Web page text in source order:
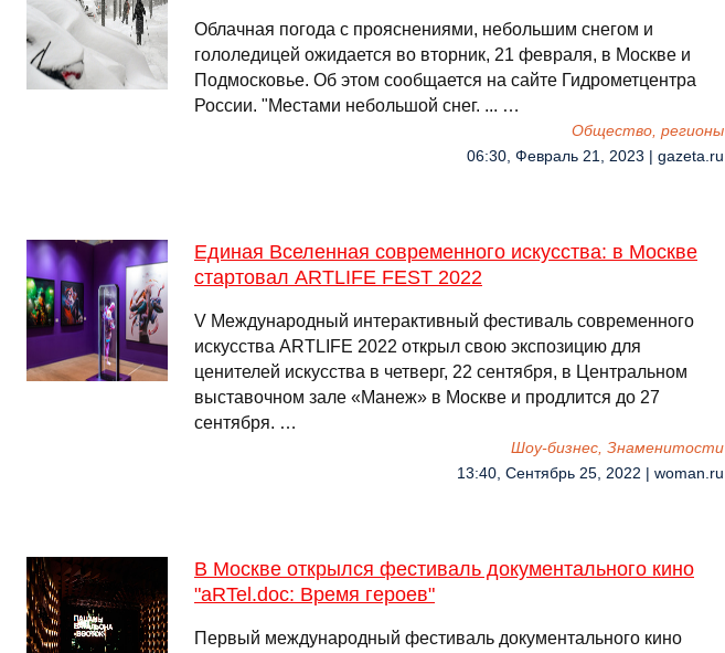
Облачная погода с прояснениями, небольшим снегом и
гололедицей ожидается во вторник, 21 февраля, в Москве и
Подмосковье. Об этом сообщается на сайте Гидрометцентра
России. "Местами небольшой снег. ... …
Общество, регионы
06:30, Февраль 21, 2023 | gazeta.ru
Единая Вселенная современного искусства: в Москве
стартовал ARTLIFE FEST 2022
V Международный интерактивный фестиваль современного
искусства ARTLIFE 2022 открыл свою экспозицию для
ценителей искусства в четверг, 22 сентября, в Центральном
выставочном зале «Манеж» в Москве и продлится до 27
сентября. …
Шоу-бизнес, Знаменитости
13:40, Сентябрь 25, 2022 | woman.ru
В Москве открылся фестиваль документального кино
"aRTel.doc: Время героев"
Первый международный фестиваль документального кино